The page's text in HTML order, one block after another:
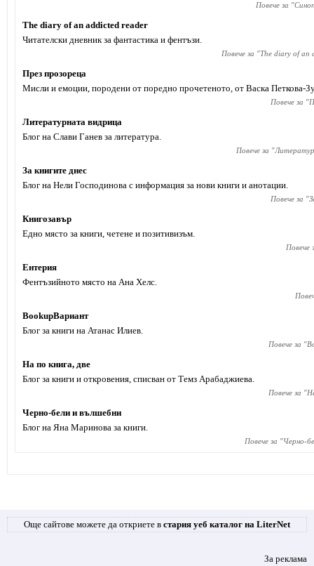
Повече за "
The diary of an addicted reader
Читателски дневник за фантастика и фентъзи.
Повече за "The diary of an
През прозореца
Мисли и емоции, породени от поредно прочетеното, от Васка Петкова-
Повече за "
Литературната видрица
Блог на Слави Ганев за литература.
Повече за "
За книгите днес
Блог на Нели Господинова с информация за нови книги и анотации.
Повече за "
Книгозавър
Едно място за книги, четене и позитивизъм.
Повече
Ентерия
Фентъзийното място на Ана Хелс.
BookupВариант
Блог за книги на Атанас Илиев.
Повече за "
На по книга, две
Блог за книги и откровения, списван от Темз Арабаджиева.
Повече за "
Черно-бели и вълшебни
Блог на Яна Маринова за книги.
Повече за "Черно-
Още сайтове можете да откриете в стария уеб каталог на LiterNet
За реклама